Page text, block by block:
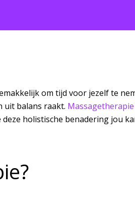
om tijd voor jezelf te
uit balans raakt.
holistische benadering jou